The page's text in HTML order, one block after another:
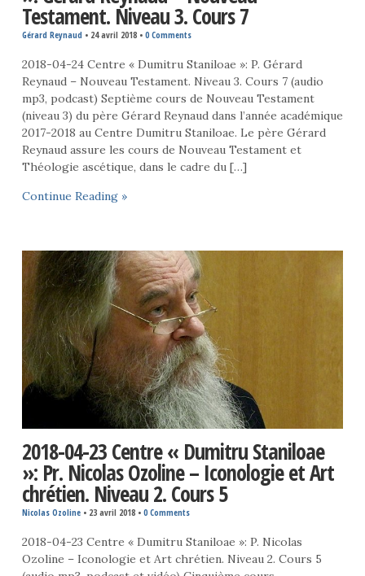
Testament. Niveau 3. Cours 7
Gérard Reynaud • 24 avril 2018• 0 Comments
2018-04-24 Centre « Dumitru Staniloae »: P. Gérard
Reynaud – Nouveau Testament. Niveau 3. Cours 7 (audio
mp3, podcast) Septième cours de Nouveau Testament
(niveau 3) du père Gérard Reynaud dans l’année académique
2017-2018 au Centre Dumitru Staniloae. Le père Gérard
Reynaud assure les cours de Nouveau Testament et
Théologie ascétique, dans le cadre du […]
Continue Reading »
2018-04-23 Centre « Dumitru Staniloae
»: Pr. Nicolas Ozoline – Iconologie et Art
chrétien. Niveau 2. Cours 5
Nicolas Ozoline• 23 avril 2018• 0 Comments
2018-04-23 Centre « Dumitru Staniloae »: P. Nicolas
Ozoline – Iconologie et Art chrétien. Niveau 2. Cours 5